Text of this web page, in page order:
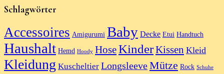
Schlagwörter
Accessoires Amigurumi Baby Decke Etui Handtuch
Haushalt Hemd Hoody HoseKinderKissen Kleid
Kleidung Kuscheltier LongsleeveMütze Rock Schuhe